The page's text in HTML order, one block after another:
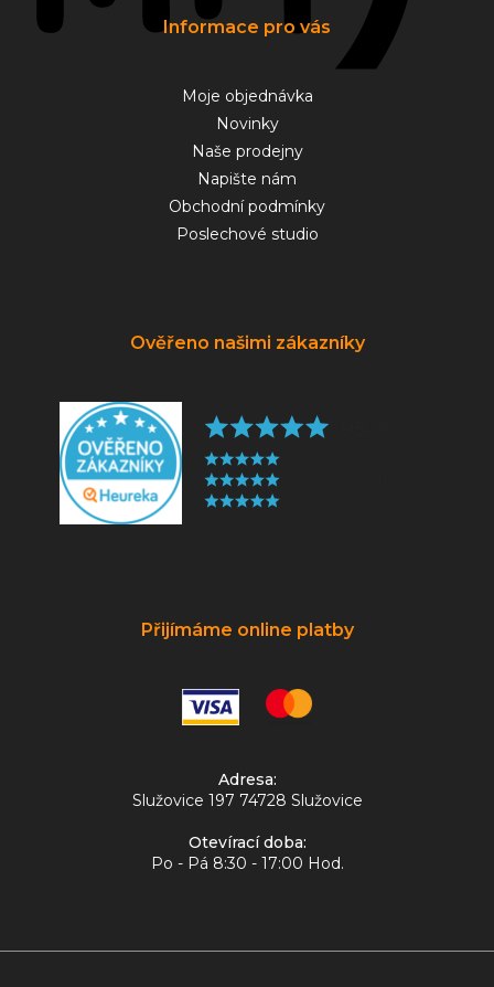
Informace pro vás
Moje objednávka
Novinky
Naše prodejny
Napište nám
Obchodní podmínky
Poslechové studio
Ověřeno našimi zákazníky
Přijímáme online platby
Adresa:
Služovice 197 74728 Služovice
Otevírací doba:
Po - Pá 8:30 - 17:00 Hod.